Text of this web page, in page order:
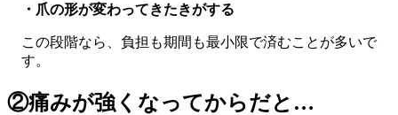
・爪の形が変わってきたきがする
この段階なら、負担も期間も最小限で済むことが多いで
す。
②痛みが強くなってからだと…